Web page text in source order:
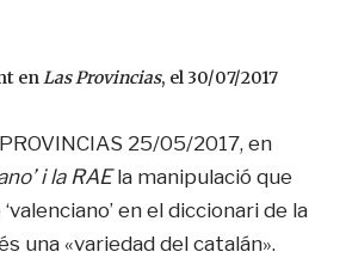
enLas Provincias, el 30/07/2017
25/05/2017, en
i la RAEla manipulació que
en el diccionari de la
una «variedad del catalán».